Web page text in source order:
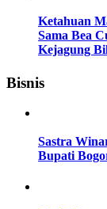
Ketahuan
Sama Bea
Kejagung
Bisnis
Sastra
Bupati